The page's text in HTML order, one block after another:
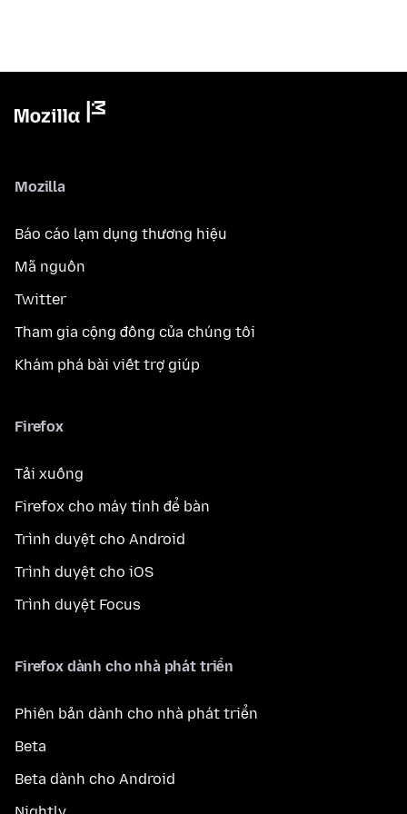
Mozilla
Báo cáo lạm dụng thương hiệu
Mã nguồn
Twitter
Tham gia cộng đồng của chúng tôi
Khám phá bài viết trợ giúp
Firefox
Tải xuống
Firefox cho máy tính để bàn
Trình duyệt cho Android
Trình duyệt cho iOS
Trình duyệt Focus
Firefox dành cho nhà phát triển
Phiên bản dành cho nhà phát triển
Beta
Beta dành cho Android